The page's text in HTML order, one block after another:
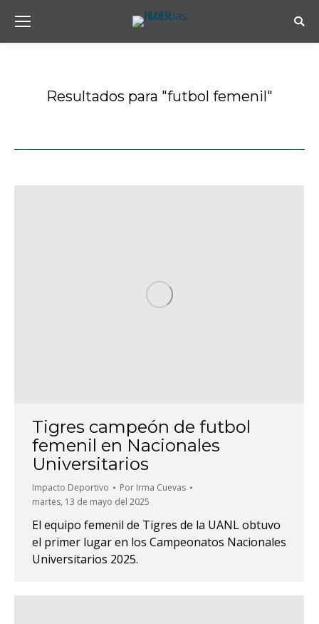
Resultados para "futbol femenil"
Tigres campeón de futbol
femenil en Nacionales
Universitarios
Impacto Deportivo Por Irma Cuevas
martes, 13 de mayo del 2025
El equipo femenil de Tigres de la UANL obtuvo
el primer lugar en los Campeonatos Nacionales
Universitarios 2025.